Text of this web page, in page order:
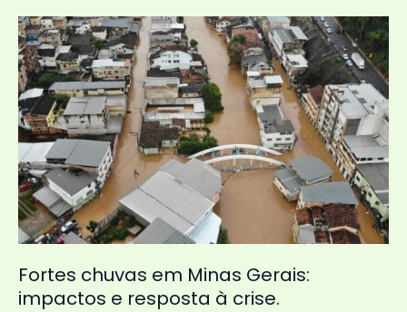
Atual
e
Impactos
Globais
Fortes chuvas em Minas Gerais:
impactos e resposta à crise.